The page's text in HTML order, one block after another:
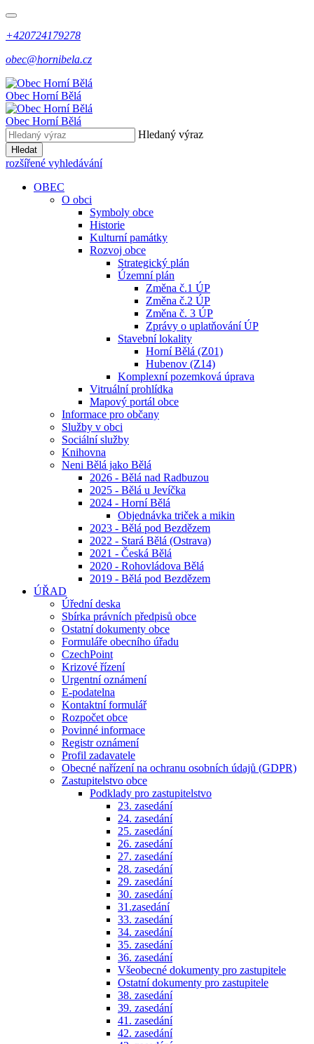
+420724179278
obec@hornibela.cz
Obec HorníBělá
Obec HorníBělá
Hledaný výraz
Hledat
rozšířené vyhledávání
OBEC
O obci
Symboly obce
Historie
Kulturní památky
Rozvoj obce
Strategický plán
Územní plán
Změna č.1 ÚP
Změna č.2 ÚP
Změna č. 3 ÚP
Zprávy o uplatňování ÚP
Stavební lokality
Horní Bělá (Z01)
Hubenov (Z14)
Komplexní pozemková úprava
Vitruální prohlídka
Mapový portál obce
Informace pro občany
Služby v obci
Sociální služby
Knihovna
Neni Bělá jako Bělá
2026 - Bělá nad Radbuzou
2025 - Bělá u Jevíčka
2024 - Horní Bělá
Objednávka triček a mikin
2023 - Bělá pod Bezdězem
2022 - Stará Bělá (Ostrava)
2021 - Česká Bělá
2020 - Rohovládova Bělá
2019 - Bělá pod Bezdězem
ÚŘAD
Úřední deska
Sbírka právních předpisů obce
Ostatní dokumenty obce
Formuláře obecního úřadu
CzechPoint
Krizové řízení
Urgentní oznámení
E-podatelna
Kontaktní formulář
Rozpočet obce
Povinné informace
Registr oznámení
Profil zadavatele
Obecné nařízení na ochranu osobních údajů (GDPR)
Zastupitelstvo obce
Podklady pro zastupitelstvo
23. zasedání
24. zasedání
25. zasedání
26. zasedání
27. zasedání
28. zasedání
29. zasedání
30. zasedání
31.zasedání
33. zasedání
34. zasedání
35. zasedání
36. zasedání
Všeobecné dokumenty pro zastupitele
Ostatní dokumenty pro zastupitele
38. zasedání
39. zasedání
41. zasedání
42. zasedání